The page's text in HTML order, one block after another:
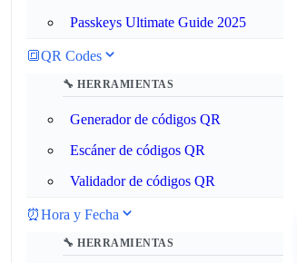
Passkeys Ultimate Guide 2025
🔳QR Codes
🔧 HERRAMIENTAS
Generador de códigos QR
Escáner de códigos QR
Validador de códigos QR
⏰Hora y Fecha
🔧 HERRAMIENTAS